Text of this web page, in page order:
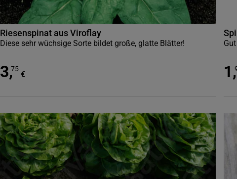
Riesenspinat aus Viroflay
Diese sehr wüchsige Sorte bildet große, glatte Blätter!
3,75
€ 1,